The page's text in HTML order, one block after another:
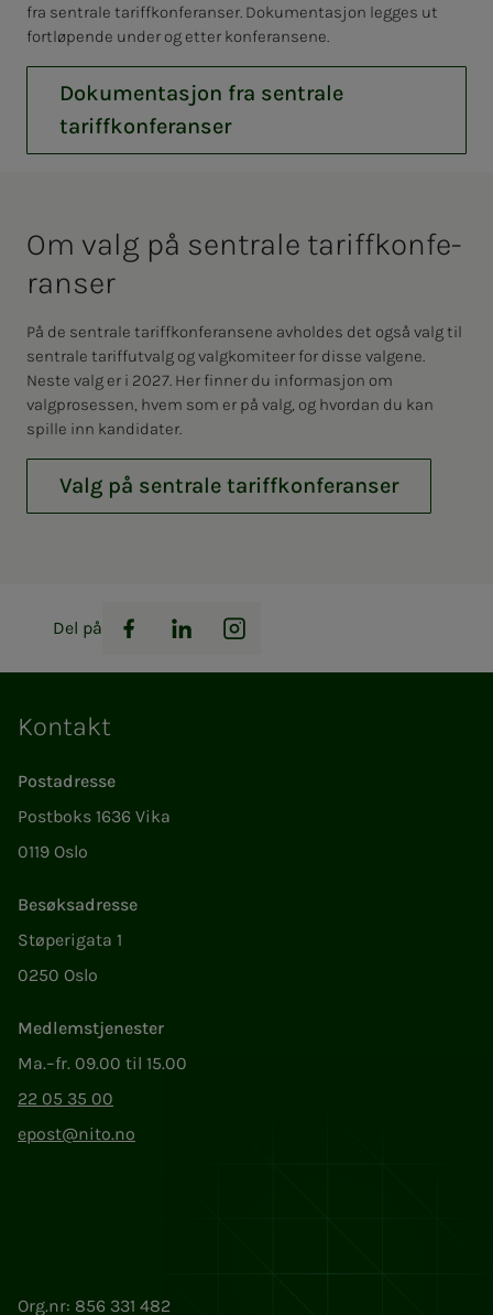
fra sentrale tariffkonferanser. Dokumentasjon legges ut
fortløpende under og etter konferansene.
Dokumentasjon fra sentrale
tariffkonferanser
Om valg på sen­tra­­­le ta­riff­kon­­­fe­
ran­­­ser
På de sentrale tariffkonferansene avholdes det også valg til
sentrale tariffutvalg og valgkomiteer for disse valgene.
Neste valg er i 2027. Her finner du informasjon om
valgprosessen, hvem som er på valg, og hvordan du kan
spille inn kandidater.
Valg på sentrale tariffkonferanser
Del på
Facebook
LinkedInInstagram
Kontakt
Postadresse
Postboks 1636 Vika
0119 Oslo
Besøksadresse
Støperigata 1
0250 Oslo
Medlemstjenester
Ma.–fr. 09.00 til 15.00
22 05 35 00
epost@nito.no
Org.nr: 856 331 482